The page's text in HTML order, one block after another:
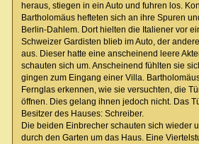
heraus, stiegen in ein Auto und fuhren los.
Bartholomäus hefteten sich an ihre Spuren
Berlin-Dahlem. Dort hielten die Italiener vor
Schweizer Gardisten blieb im Auto, der
aus. Dieser hatte eine anscheinend leere
schauten sich um. Anscheinend fühlten sie
gingen zum Eingang einer Villa.
Fernglas erkennen, wie sie versuchten, die
öffnen. Dies gelang ihnen jedoch nicht. Das
Besitzer des Hauses: Schreiber.
Die beiden Einbrecher schauten sich wieder
durch den Garten um das Haus. Eine